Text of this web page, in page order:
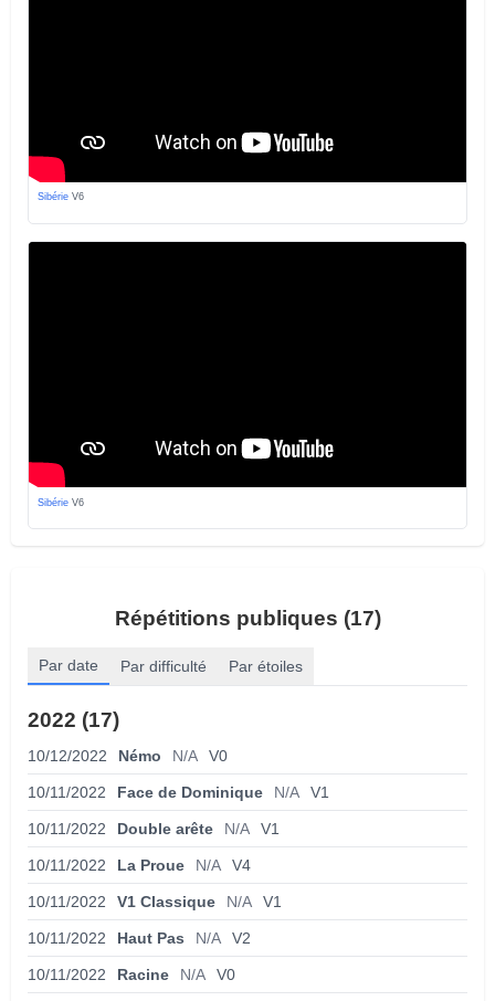
Sibérie V6
Sibérie V6
Répétitions publiques (17)
Par date Par difficulté Par étoiles
2022 (17)
10/12/2022 Némo N/A V0
10/11/2022 Face de Dominique N/A V1
10/11/2022 Double arête N/A V1
10/11/2022 La Proue N/A V4
10/11/2022 V1 Classique N/A V1
10/11/2022 Haut Pas N/A V2
10/11/2022 Racine N/A V0